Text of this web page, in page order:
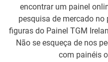
encontrar um painel
pesquisa de mercado
figuras do Painel TGM
Não se esqueça de nos
com painéis